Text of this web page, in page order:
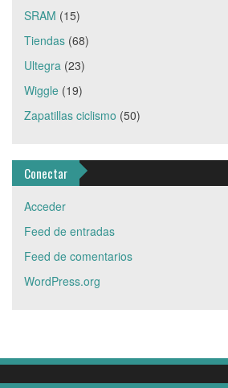
SRAM (15)
Tiendas (68)
Ultegra (23)
Wiggle (19)
Zapatillas ciclismo (50)
Conectar
Acceder
Feed de entradas
Feed de comentarios
WordPress.org